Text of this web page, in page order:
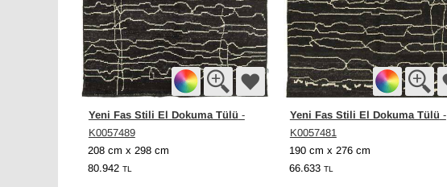
Yeni Fas Stili El Dokuma Tülü -
K0057489
208 cm x 298 cm
80.942 TL
Yeni Fas Stili El Dokuma Tülü -
K0057481
190 cm x 276 cm
66.633 TL